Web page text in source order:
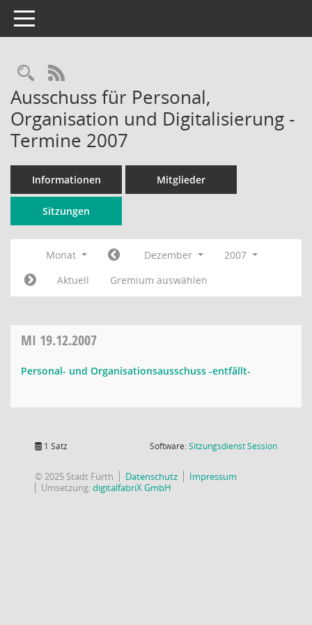
Toggle navigation
Rechercheauswahl
RSS-Feed
Ausschuss für Personal,
Organisation und Digitalisierung -
Termine 2007
Informationen Mitglieder
Sitzungen
Monat Dezember
2007
Aktuell
Gremium auswählen
MI 19.12.2007
Personal- und Organisationsausschuss -entfällt-
1 Satz Software:SitzungsdienstSession(Wird in
© 2025 Stadt Fürth Datenschutz
Impressum
Umsetzung:digitalfabriX GmbH